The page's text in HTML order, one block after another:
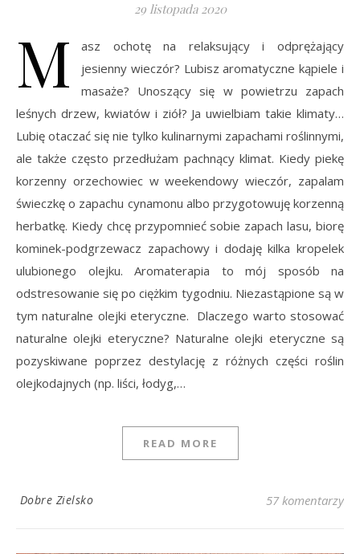
29 listopada 2020
M
asz ochotę na relaksujący i odprężający
jesienny wieczór? Lubisz aromatyczne kąpiele i
masaże? Unoszący się w powietrzu zapach
leśnych drzew, kwiatów i ziół? Ja uwielbiam takie klimaty…
Lubię otaczać się nie tylko kulinarnymi zapachami roślinnymi,
ale także często przedłużam pachnący klimat. Kiedy piekę
korzenny orzechowiec w weekendowy wieczór, zapalam
świeczkę o zapachu cynamonu albo przygotowuję korzenną
herbatkę. Kiedy chcę przypomnieć sobie zapach lasu, biorę
kominek-podgrzewacz zapachowy i dodaję kilka kropelek
ulubionego olejku. Aromaterapia to mój sposób na
odstresowanie się po ciężkim tygodniu. Niezastąpione są w
tym naturalne olejki eteryczne. Dlaczego warto stosować
naturalne olejki eteryczne? Naturalne olejki eteryczne są
pozyskiwane poprzez destylację z różnych części roślin
olejkodajnych (np. liści, łodyg,…
READ MORE
Dobre Zielsko 57 komentarzy